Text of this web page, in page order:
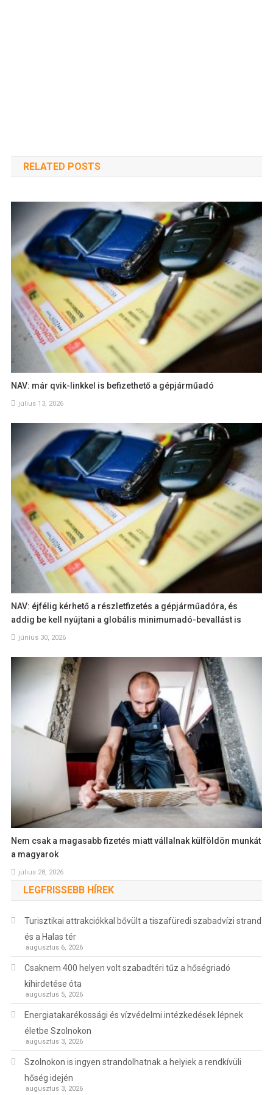
RELATED POSTS
NAV: már qvik-linkkel is befizethető a gépjárműadó
július 13, 2026
NAV: éjfélig kérhető a részletfizetés a gépjárműadóra, és
addig be kell nyújtani a globális minimumadó-bevallást is
június 30, 2026
Nem csak a magasabb fizetés miatt vállalnak külföldön munkát
a magyarok
július 28, 2026
LEGFRISSEBB HÍREK
Turisztikai attrakciókkal bővült a tiszafüredi szabadvízi strand
és a Halas tér
augusztus 6, 2026
Csaknem 400 helyen volt szabadtéri tűz a hőségriadó
kihirdetése óta
augusztus 5, 2026
Energiatakarékossági és vízvédelmi intézkedések lépnek
életbe Szolnokon
augusztus 3, 2026
Szolnokon is ingyen strandolhatnak a helyiek a rendkívüli
hőség idején
augusztus 3, 2026